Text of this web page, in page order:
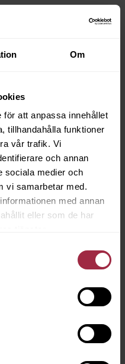
Om
för att anpassa innehållet
tillhandahålla funktioner
vår trafik. Vi
och annan
sociala medier och
vi samarbetar med.
med annan
eller som de har